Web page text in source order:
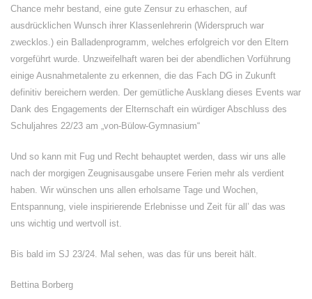
Chance mehr bestand, eine gute Zensur zu erhaschen, auf
ausdrücklichen Wunsch ihrer Klassenlehrerin (Widerspruch war
zwecklos.) ein Balladenprogramm, welches erfolgreich vor den Eltern
vorgeführt wurde. Unzweifelhaft waren bei der abendlichen Vorführung
einige Ausnahmetalente zu erkennen, die das Fach DG in Zukunft
definitiv bereichern werden. Der gemütliche Ausklang dieses Events war
Dank des Engagements der Elternschaft ein würdiger Abschluss des
Schuljahres 22/23 am „von-Bülow-Gymnasium“
Und so kann mit Fug und Recht behauptet werden, dass wir uns alle
nach der morgigen Zeugnisausgabe unsere Ferien mehr als verdient
haben. Wir wünschen uns allen erholsame Tage und Wochen,
Entspannung, viele inspirierende Erlebnisse und Zeit für all’ das was
uns wichtig und wertvoll ist.
Bis bald im SJ 23/24. Mal sehen, was das für uns bereit hält.
Bettina Borberg